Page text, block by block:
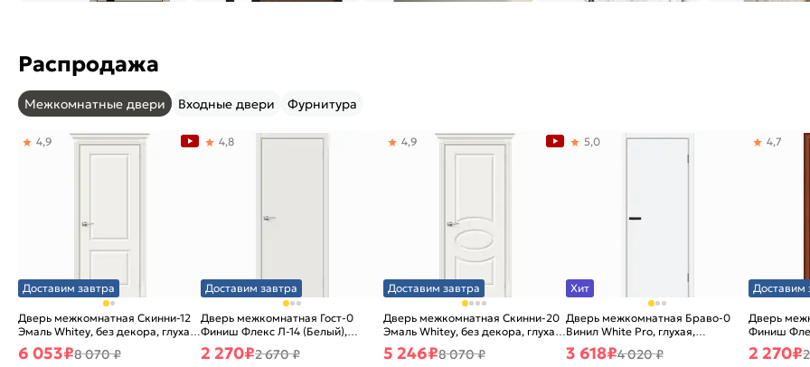
Распродажа
Межкомнатные двери Входные двери Фурнитура
Доставим завтра
Дверь межкомнатная Скинни-12
Эмаль Whitey, без декора, глухая,
без стекла, без кромки, скиновая
4,9
6 053₽8 070 ₽
Доставим завтра
Дверь межкомнатная Гост-0
Финиш Флекс Л-14 (Белый),
глухая, каркасно-щитовая
4,8
2 270₽2 670 ₽
Доставим завтра
Дверь межкомнатная Скинни-20
Эмаль Whitey, без декора, глухая,
без стекла, без кромки, скиновая
4,9
5 246₽8 070 ₽
Хит
Дверь межкомнатная Браво-0
Винил White Pro, глухая,
каркасно-щитовая
5,0
3 618₽4 020 ₽
Доставим
Дверь
Финиш
Л-11
каркасно-
4,7
2 270₽